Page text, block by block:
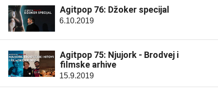
Agitpop 76: Džoker specijal
6.10.2019
Agitpop 75: Njujork - Brodvej i
filmske arhive
15.9.2019